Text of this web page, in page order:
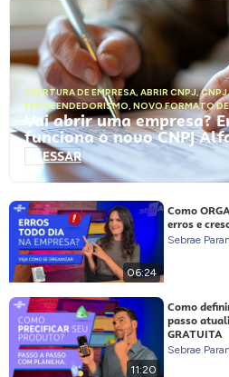
ABERTURA DE EMPRESA, ABRIR CNPJ,CNPJ
EMPREENDEDORISMO, NOVO FORMATO
Vai abrir uma empresa?
funciona o novo CNPJ
ACESSAR
06:24
Como
erros e
Sebrae
11:20
Como
passo
GRATUITA
Sebrae